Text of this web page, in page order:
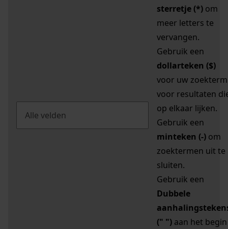
sterretje (*) om
meer letters te
vervangen.
Gebruik een
dollarteken ($)
voor uw zoekterm
voor resultaten
op elkaar lijken.
Gebruik een
minteken (-) om
zoektermen uit te
sluiten.
Gebruik een
Dubbele
(" ") aan het begin